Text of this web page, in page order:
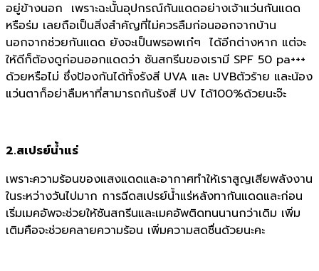
อยู่ข้างนอก เพราะฉะนั้นอุปกรณ์กันแดดอย่างเจ้าแว่นกันแดด
หรือร่ม เลยถือเป็นสิ่งสำคัญที่ไม่ควรลืมก่อนออกจากบ้าน
นอกจากช่วยกันแดด ยังจะเป็นพรอพเก๋ๆ ได้อีกต่างหาก แต่จะ
ให้ดีก็ต้องดูก่อนออกแดดว่า ซันสกรีนของเรามี SPF 50 pa+++
ด้วยหรือไม่ ซึ่งป้องกันได้ทั้งรังสี UVA และ UVBตัวร้าย และน้อง
แว่นตาก็อย่าลืมหาที่สามารถกันรังสี UV ได้100%ด้วยนะจ๊ะ
2.สเปรย์น้ำแร่
เพราะความร้อนของแสงแดดและอากาศทำให้เราสูญเสียพลังงาน
ในระหว่างวันไปมาก การฉีดสเปรย์น้ำแร่หลังทากันแดดและก่อน
เริ่มเมคอัพจะช่วยให้ซันสกรีนและเมคอัพติดทนนานกว่าเดิม เพิ่ม
เติมคือจะช่วยคลายความร้อน เพิ่มความสดชื่นด้วยนะคะ